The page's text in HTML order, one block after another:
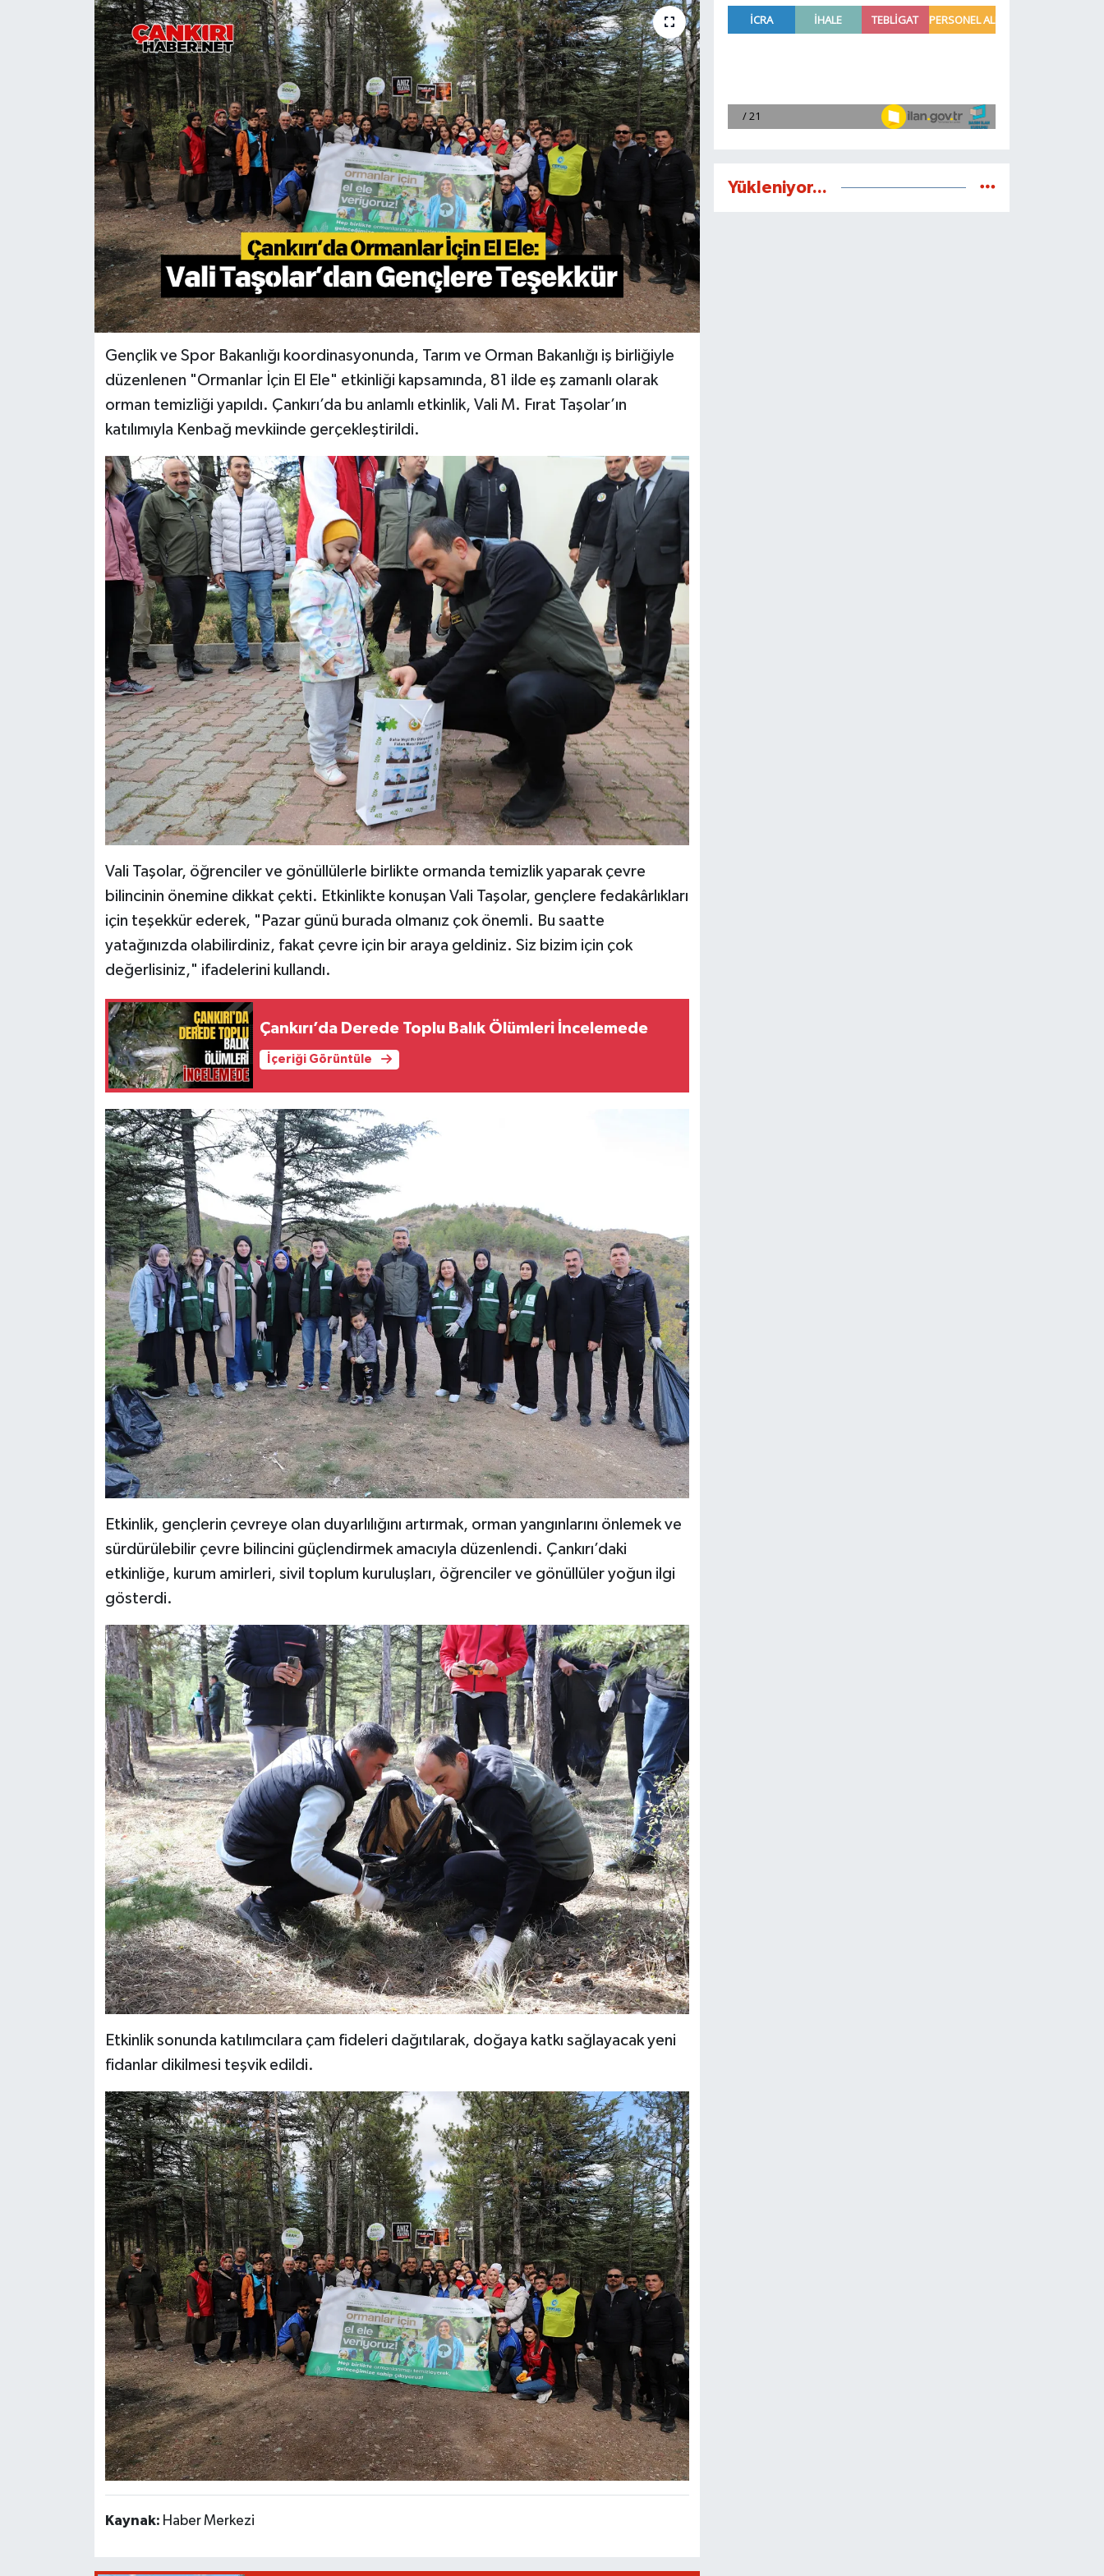
Gençlik ve Spor Bakanlığı koordinasyonunda, Tarım ve Orman Bakanlığı iş birliğiyle
düzenlenen "Ormanlar İçin El Ele" etkinliği kapsamında, 81 ilde eş zamanlı olarak
orman temizliği yapıldı. Çankırı’da bu anlamlı etkinlik, Vali M. Fırat Taşolar’ın
katılımıyla Kenbağ mevkiinde gerçekleştirildi.
Vali Taşolar, öğrenciler ve gönüllülerle birlikte ormanda temizlik yaparak çevre
bilincinin önemine dikkat çekti. Etkinlikte konuşan Vali Taşolar, gençlere fedakârlıkları
için teşekkür ederek, "Pazar günü burada olmanız çok önemli. Bu saatte
yatağınızda olabilirdiniz, fakat çevre için bir araya geldiniz. Siz bizim için çok
değerlisiniz," ifadelerini kullandı.
Çankırı’da Derede Toplu Balık Ölümleri İncelemede
İçeriği Görüntüle
Etkinlik, gençlerin çevreye olan duyarlılığını artırmak, orman yangınlarını önlemek ve
sürdürülebilir çevre bilincini güçlendirmek amacıyla düzenlendi. Çankırı’daki
etkinliğe, kurum amirleri, sivil toplum kuruluşları, öğrenciler ve gönüllüler yoğun ilgi
gösterdi.
Etkinlik sonunda katılımcılara çam fideleri dağıtılarak, doğaya katkı sağlayacak yeni
fidanlar dikilmesi teşvik edildi.
Kaynak: Haber Merkezi
Yükleniyor...
KÜLTÜR SANAT
MAGAZİN
SİYASET
TEKNOLOJİ
VİZYONDAKİLER